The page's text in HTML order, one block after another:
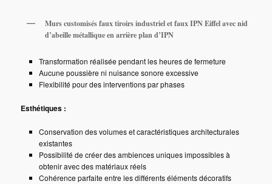
Murs customisés faux tiroirs industriel et faux IPN Eiffel avec nid
d’abeille métallique en arrière plan d’IPN
Transformation réalisée pendant les heures de fermeture
Aucune poussière ni nuisance sonore excessive
Flexibilité pour des interventions par phases
Esthétiques :
Conservation des volumes et caractéristiques architecturales
existantes
Possibilité de créer des ambiences uniques impossibles à
obtenir avec des matériaux réels
Cohérence parfaite entre les différents éléments décoratifs